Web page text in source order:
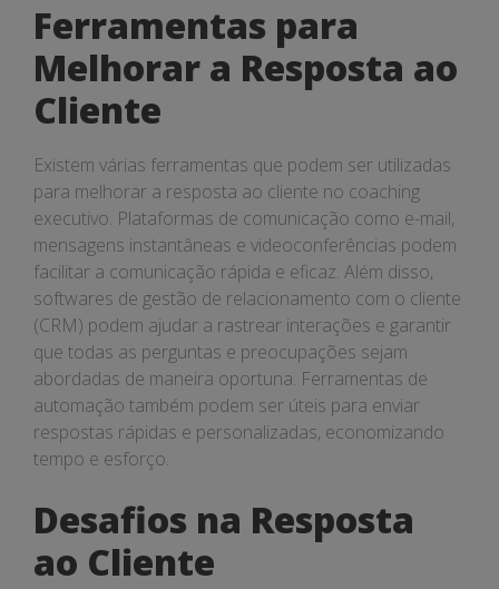
Ferramentas para
Melhorar a Resposta ao
Cliente
Existem várias ferramentas que podem ser utilizadas
para melhorar a resposta ao cliente no coaching
executivo. Plataformas de comunicação como e-mail,
mensagens instantâneas e videoconferências podem
facilitar a comunicação rápida e eficaz. Além disso,
softwares de gestão de relacionamento com o cliente
(CRM) podem ajudar a rastrear interações e garantir
que todas as perguntas e preocupações sejam
abordadas de maneira oportuna. Ferramentas de
automação também podem ser úteis para enviar
respostas rápidas e personalizadas, economizando
tempo e esforço.
Desafios na Resposta
ao Cliente